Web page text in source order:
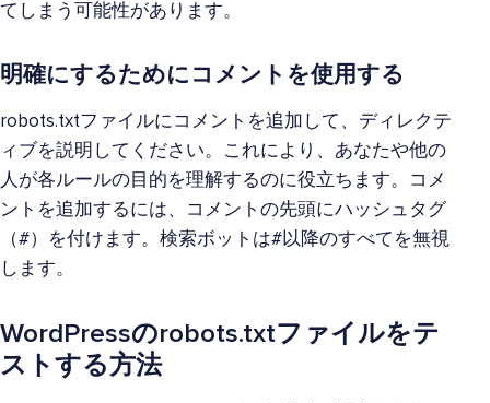
てしまう可能性があります。
明確にするためにコメントを使用する
robots.txtファイルにコメントを追加して、ディレクテ
ィブを説明してください。これにより、あなたや他の
人が各ルールの目的を理解するのに役立ちます。コメ
ントを追加するには、コメントの先頭にハッシュタグ
（#）を付けます。検索ボットは#以降のすべてを無視
します。
WordPressのrobots.txtファイルをテ
ストする方法